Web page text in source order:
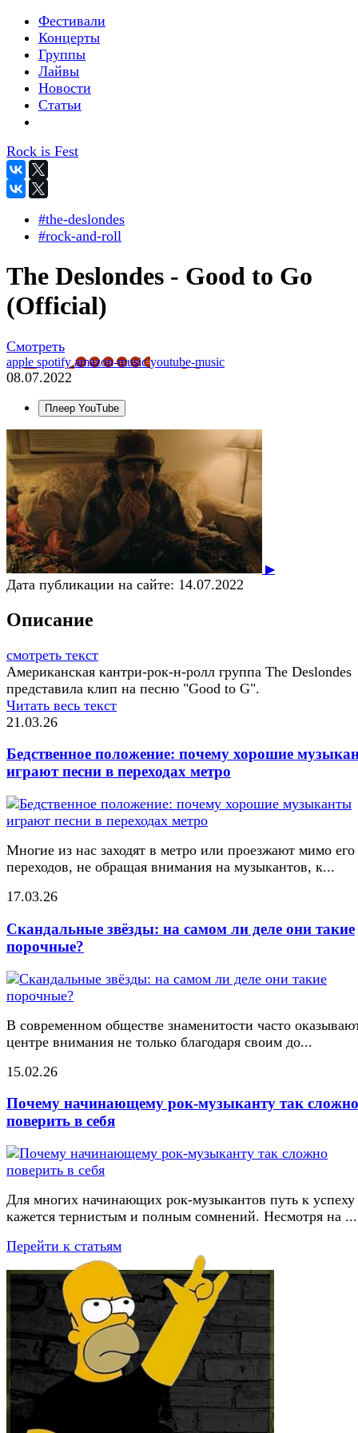
Фестивали
Концерты
Группы
Лайвы
Новости
Статьи
Rock is Fest
#the-deslondes
#rock-and-roll
The Deslondes - Good to Go
(Official)
Смотреть
apple spotifyamazon-musicyoutube-music
08.07.2022
Плеер YouTube
▶
Дата публикации на сайте: 14.07.2022
Описание
смотреть текст
Американская кантри-рок-н-ролл группа The Deslondes
представила клип на песню "Good to G".
Читать весь текст
21.03.26
Бедственное положение: почему хорошие
играют песни в переходах метро
Многие из нас заходят в метро или проезжают мимо его
переходов, не обращая внимания на музыкантов, к...
17.03.26
Скандальные звёзды: на самом ли деле они такие
порочные?
В современном обществе знаменитости часто
центре внимания не только благодаря своим до...
15.02.26
Почему начинающему рок-музыканту так сложно
поверить в себя
Для многих начинающих рок-музыкантов путь к успеху
кажется тернистым и полным сомнений. Несмотря на ...
Перейти к статьям